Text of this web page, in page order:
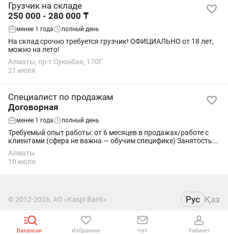
Грузчик на складе
250 000 - 280 000 ₸
менее 1 года полный день
На склад срочно требуется грузчик! ОФИЦИАЛЬНО от 18 лет,
можно на лето!
Алматы, пр-т Суюнбая, 170Г
21 июля
Специалист по продажам
Договорная
менее 1 года полный день
Требуемый опыт работы: от 6 месяцев в продажах/работе с
клиентами (сфера не важна — обучим специфике) Занятость:
полная, удалённая работа (любой город Казахстана, кроме
Алматы
10 июля
© 2012-2026, АО «Kaspi Bank» Рус Қаз
Пользовательское соглашение
Вакансии Избранное Чат Кабинет